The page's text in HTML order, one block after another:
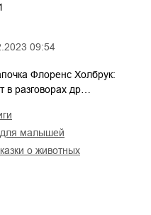
09:54
Флоренс Холбрук:
в разговорах др…
для малышей
сказки о животных